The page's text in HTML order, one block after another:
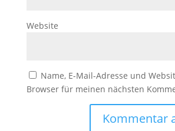
Website
Name, E-Mail-Adresse und
Browser für meinen nächsten